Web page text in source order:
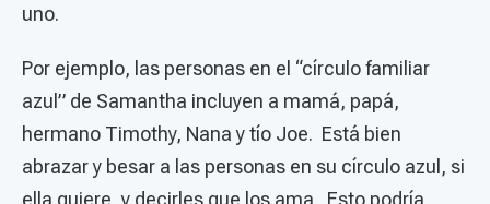
uno.
Por ejemplo, las personas en el “círculo familiar
azul” de Samantha incluyen a mamá, papá,
hermano Timothy, Nana y tío Joe. Está bien
abrazar y besar a las personas en su círculo azul, si
ella quiere, y decirles que los ama. Esto podría